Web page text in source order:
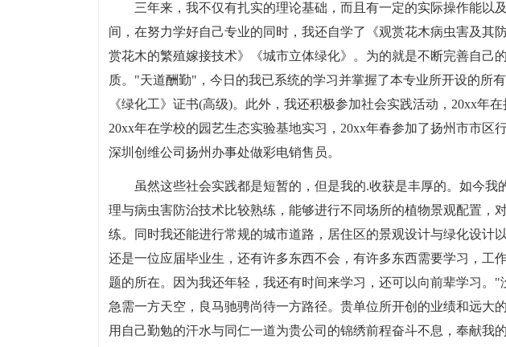
三年来，我不仅有扎实的理论基础，而且有一定的实际操作能以
间，在努力学好自己专业的同时，我还自学了《观赏花木病虫害及其
赏花木的繁殖嫁接技术》《城市立体绿化》。为的就是不断完善自己
质。"天道酬勤"，今日的我已系统的学习并掌握了本专业所开设的所
《绿化工》证书(高级)。此外，我还积极参加社会实践活动，20xx年
20xx年在学校的园艺生态实验基地实习，20xx年春参加了扬州市市区
深圳创维公司扬州办事处做彩电销售员。
虽然这些社会实践都是短暂的，但是我的.收获是丰厚的。如今我
理与病虫害防治技术比较熟练，能够进行不同场所的植物景观配置，
练。同时我还能进行常规的城市道路，居住区的景观设计与绿化设计
还是一位应届毕业生，还有许多东西不会，有许多东西需要学习，工
题的所在。因为我还年轻，我还有时间来学习，还可以向前辈学习。
急需一方天空，良马驰骋尚待一方路径。贵单位所开创的业绩和远大
用自己勤勉的汗水与同仁一道为贵公司的锦绣前程奋斗不息，奉献我